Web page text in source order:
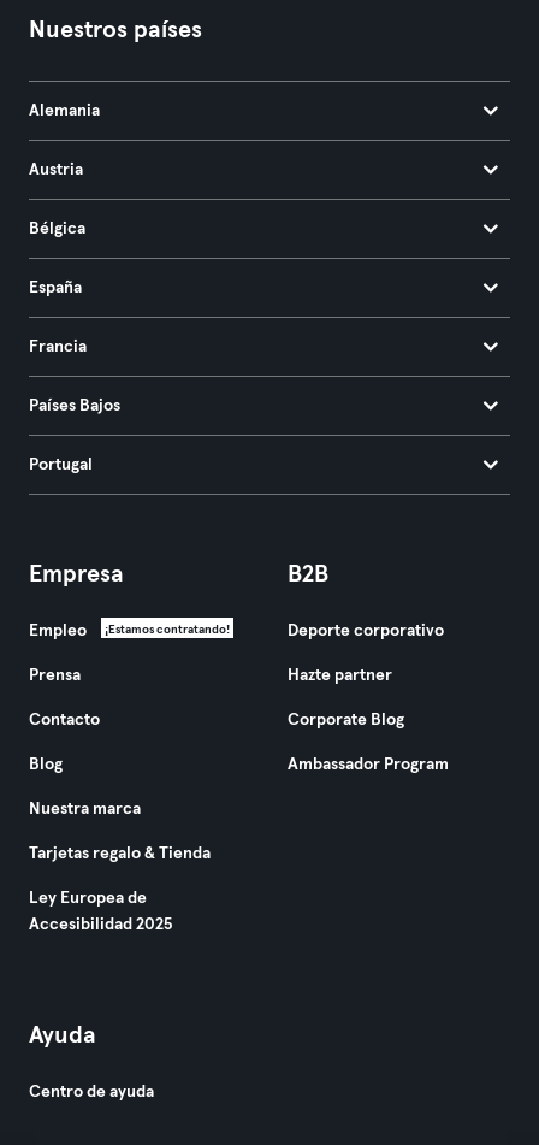
Nuestros países
Alemania
Austria
Bélgica
España
Francia
Países Bajos
Portugal
Empresa
Empleo ¡Estamos contratando!
Prensa
Contacto
Blog
Nuestra marca
Tarjetas regalo & Tienda
Ley Europea de
Accesibilidad 2025
B2B
Deporte corporativo
Hazte partner
Corporate Blog
Ambassador Program
Ayuda
Centro de ayuda